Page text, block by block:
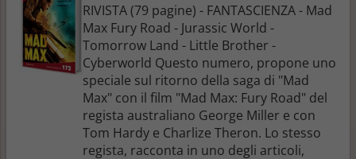
RIVISTA (79 pagine) - FANTASCIENZA - Mad
Max Fury Road - Jurassic World -
Tomorrow Land - Little Brother -
Cyberworld Questo numero, propone uno
speciale sul ritorno della saga di "Mad
Max" con il film "Mad Max: Fury Road" del
regista australiano George Miller e con
Tom Hardy e Charlize Theron. Lo stesso
regista, racconta in uno degli articoli,